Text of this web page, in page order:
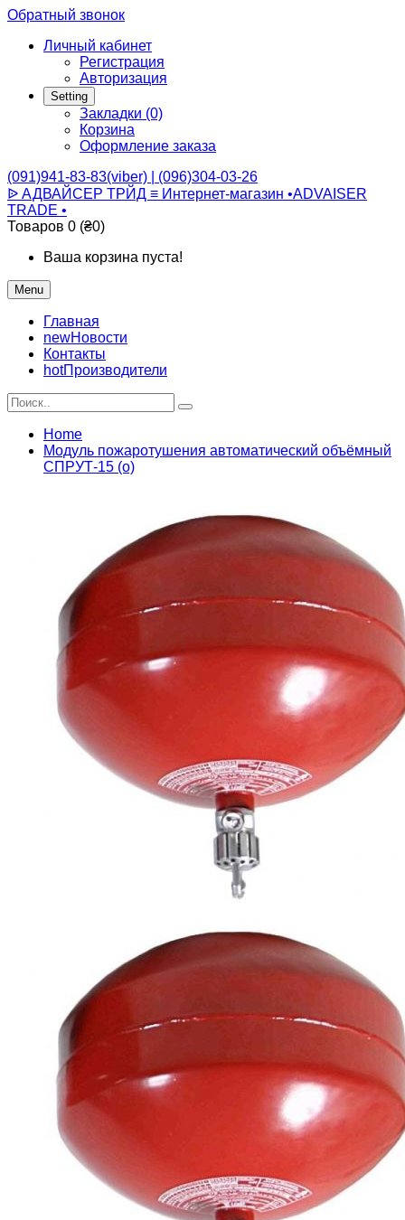
Обратный звонок
Личный кабинет
Регистрация
Авторизация
Setting
Закладки (0)
Корзина
Оформление заказа
(091)941-83-83(viber) | (096)304-03-26
ᐉ АДВАЙСЕР ТРЙД ≡ Интернет-магазин •ADVAISER
TRADE •
Товаров 0 (₴0)
Ваша корзина пуста!
Menu
Главная
newНовости
Контакты
hotПроизводители
Home
Модуль пожаротушения автоматический объёмный
СПРУТ-15 (о)